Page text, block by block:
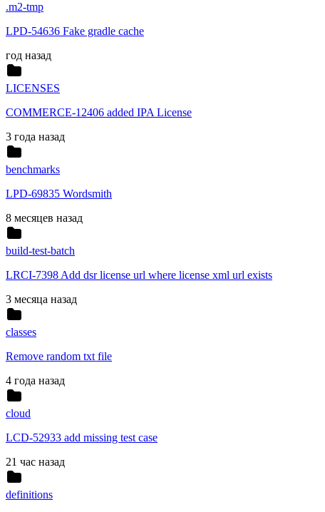
.m2-tmp
LPD-54636 Fake gradle cache
год назад
LICENSES
COMMERCE-12406 added IPA License
3 года назад
benchmarks
LPD-69835 Wordsmith
8 месяцев назад
build-test-batch
LRCI-7398 Add dsr license url where license xml url exists
3 месяца назад
classes
Remove random txt file
4 года назад
cloud
LCD-52933 add missing test case
21 час назад
definitions